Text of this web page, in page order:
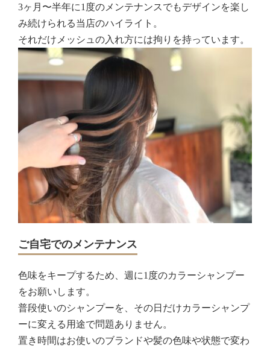
3ヶ月〜半年に1度のメンテナンスでもデザインを楽し
み続けられる当店のハイライト。
それだけメッシュの入れ方には拘りを持っています。
ご自宅でのメンテナンス
色味をキープするため、週に1度のカラーシャンプー
をお願いします。
普段使いのシャンプーを、その日だけカラーシャンプ
ーに変える用途で問題ありません。
置き時間はお使いのブランドや髪の色味や状態で変わ